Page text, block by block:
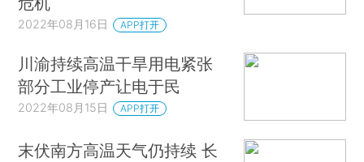
2022年08月16日 APP打开
川渝持续高温干旱用电紧张
部分工业停产让电于民
2022年08月15日 APP打开
末伏南方高温天气仍持续 长